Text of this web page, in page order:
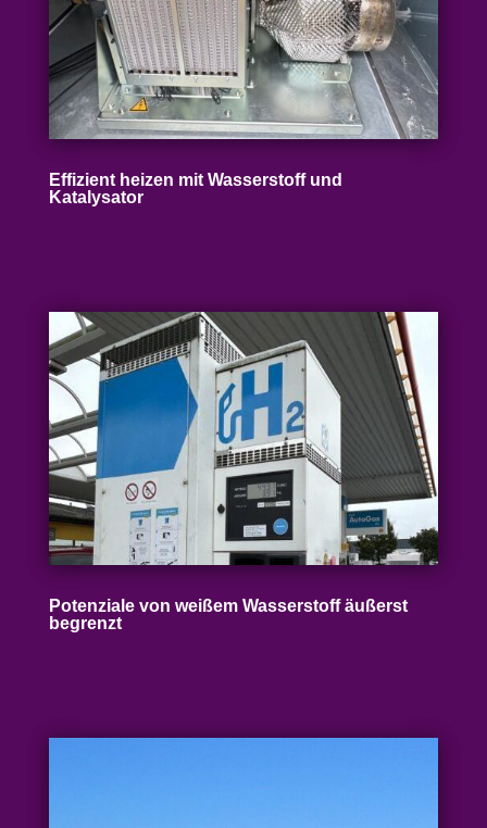
Effizient heizen mit Wasser­stoff und
Katalysator
Poten­ziale von weißem Wasser­stoff äußerst
begrenzt